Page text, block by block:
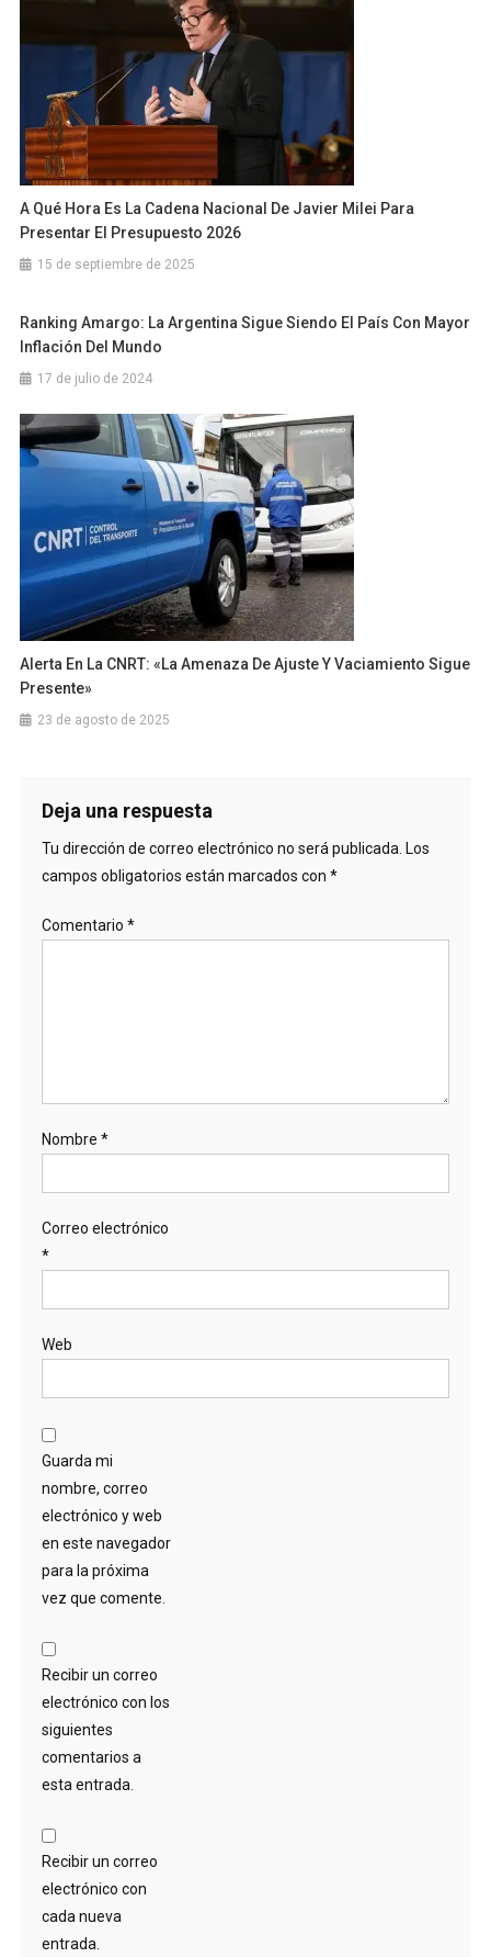
A Qué Hora Es La Cadena Nacional De Javier Milei Para
Presentar El Presupuesto 2026
15 de septiembre de 2025
Ranking Amargo: La Argentina Sigue Siendo El País Con Mayor
Inflación Del Mundo
17 de julio de 2024
Alerta En La CNRT: «La Amenaza De Ajuste Y Vaciamiento Sigue
Presente»
23 de agosto de 2025
Deja una respuesta
Tu dirección de correo electrónico no será publicada. Los
campos obligatorios están marcados con *
Comentario *
Nombre *
Correo electrónico
*
Web
Guarda mi
nombre, correo
electrónico y web
en este navegador
para la próxima
vez que comente.
Recibir un correo
electrónico con los
siguientes
comentarios a
esta entrada.
Recibir un correo
electrónico con
cada nueva
entrada.